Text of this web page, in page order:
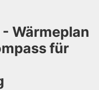
Wärmeplan
für